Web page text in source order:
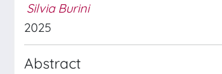
Silvia Burini
2025
Abstract